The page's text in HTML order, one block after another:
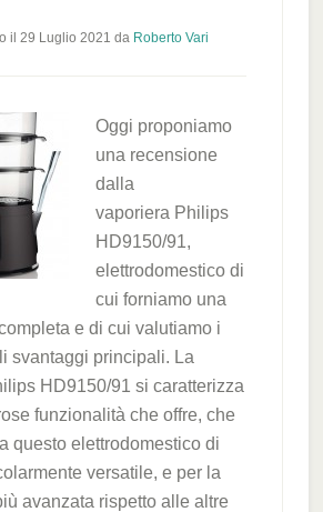
il 29 Luglio 2021 da Roberto Vari
Oggi proponiamo
una recensione
dalla
vaporiera Philips
HD9150/91,
elettrodomestico di
cui forniamo una
e di cui valutiamo i
svantaggi principali. La
HD9150/91 si caratterizza
funzionalità che offre, che
questo elettrodomestico di
versatile, e per la
avanzata rispetto alle altre